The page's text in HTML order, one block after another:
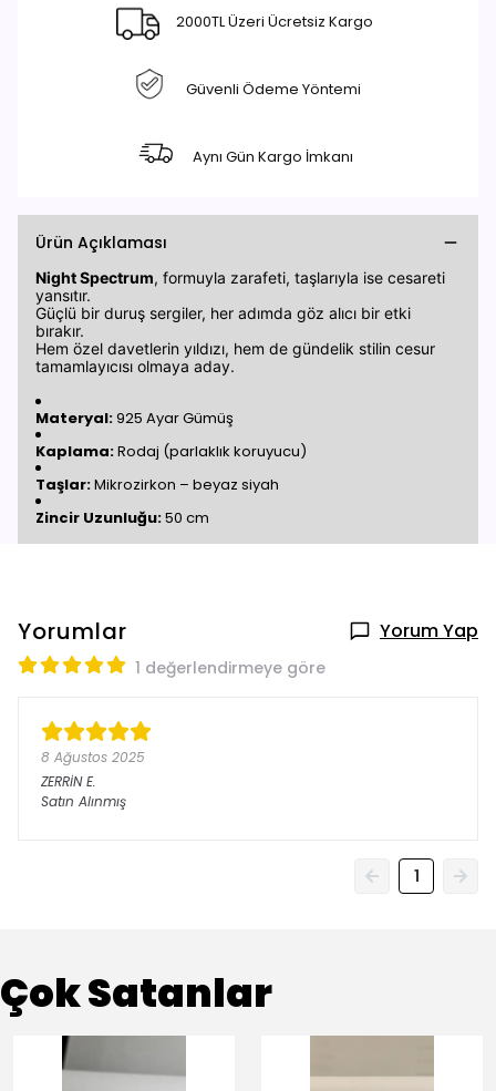
2000TL Üzeri Ücretsiz Kargo
Güvenli Ödeme Yöntemi
Aynı Gün Kargo İmkanı
Ürün Açıklaması
Night Spectrum, formuyla zarafeti, taşlarıyla ise cesareti
yansıtır.
Güçlü bir duruş sergiler, her adımda göz alıcı bir etki
bırakır.
Hem özel davetlerin yıldızı, hem de gündelik stilin cesur
tamamlayıcısı olmaya aday.
Materyal:925 Ayar Gümüş
Kaplama:Rodaj (parlaklık koruyucu)
Taşlar:Mikrozirkon – beyaz siyah
Zincir Uzunluğu:50 cm
Yorumlar Yorum Yap
1 değerlendirmeye göre
8 Ağustos 2025
ZERRİN E.
Satın Alınmış
1
Çok Satanlar